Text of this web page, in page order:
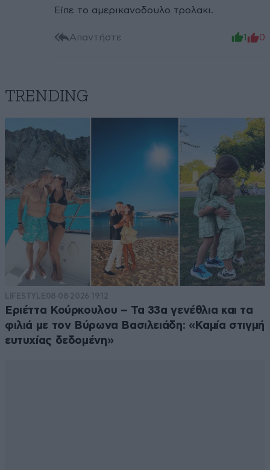
Είπε το αμερικανοδουλο τρολακι.
Απαντήστε 1 0
TRENDING
LIFESTYLE08·08·2026 19:12
Εριέττα Κούρκουλου – Τα 33α γενέθλια και τα
φιλιά με τον Βύρωνα Βασιλειάδη: «Καμία στιγμή
ευτυχίας δεδομένη»